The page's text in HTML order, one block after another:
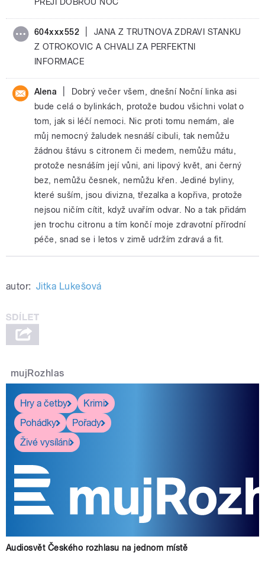
604xxx552
JANA Z TRUTNOVA ZDRAVI STANKU
Z OTROKOVIC A CHVALI ZA PERFEKTNI
INFORMACE
Alena
Dobrý večer všem, dnešní Noční linka asi
bude celá o bylinkách, protože budou všichni volat o
tom, jak si léčí nemoci. Nic proti tomu nemám, ale
můj nemocný žaludek nesnáší cibuli, tak nemůžu
žádnou štávu s citronem či medem, nemůžu mátu,
protože nesnáším její vůni, ani lipový květ, ani černý
bez, nemůžu česnek, nemůžu křen. Jediné byliny,
které suším, jsou divizna, třezalka a kopřiva, protože
nejsou ničím cítit, když uvařím odvar. No a tak přidám
jen trochu citronu a tím končí moje zdravotní přírodní
péče, snad se i letos v zimě udržím zdravá a fit.
autor: Jitka Lukešová
mujRozhlas
Hry a četby
Krimi
Pohádky
Pořady
Živé vysílání
Audiosvět Českého rozhlasu na jednom místě